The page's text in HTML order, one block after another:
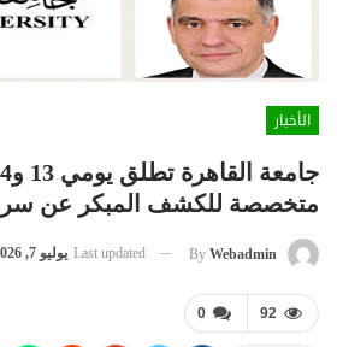
الأخبار
متخصصة للكشف المبكر عن
By Webadmin
Last updated يوليو 7, 2026
0 92